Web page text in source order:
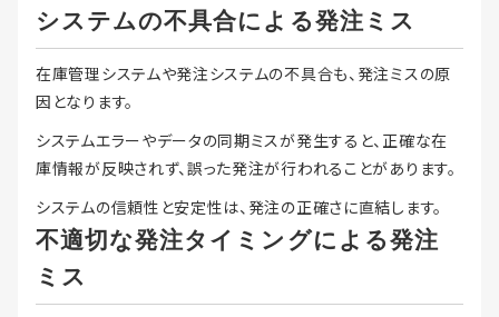
システムの不具合による発注ミス
在庫管理システムや発注システムの不具合も、発注ミスの原
因となります。
システムエラーやデータの同期ミスが発生すると、正確な在
庫情報が反映されず、誤った発注が行われることがあります。
システムの信頼性と安定性は、発注の正確さに直結します。
不適切な発注タイミングによる発注
ミス